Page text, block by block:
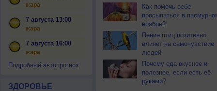
жара
7 августа 13:00
жара
7 августа 16:00
жара
Подробный автопрогноз
ЗДОРОВЬЕ
Как помочь себе
просыпаться в
ноябре?
Пение птиц позитивно
влияет на самочувствие
людей
Почему еда вкуснее и
полезнее, если есть её
руками?